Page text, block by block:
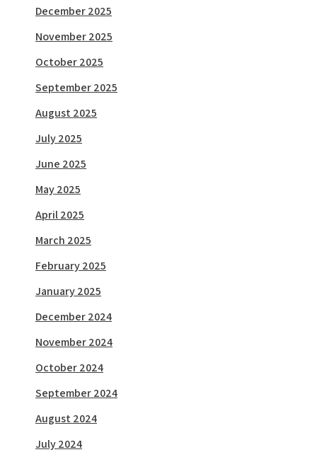
December 2025
November 2025
October 2025
September 2025
August 2025
July 2025
June 2025
May 2025
April 2025
March 2025
February 2025
January 2025
December 2024
November 2024
October 2024
September 2024
August 2024
July 2024